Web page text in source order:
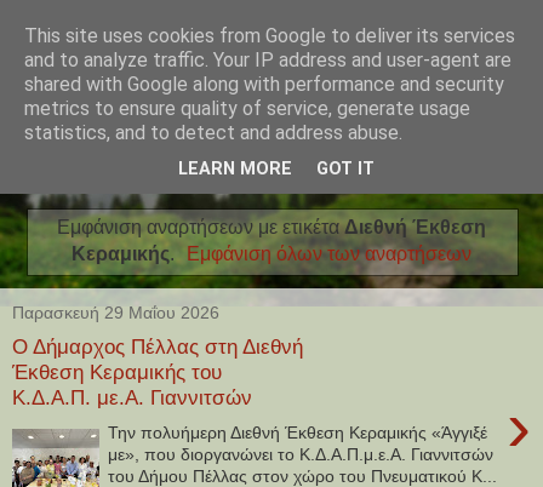
Εμφάνιση αναρτήσεων με ετικέταΔιεθνή Έκθεση
Κεραμικής. Εμφάνιση όλων των αναρτήσεων
Παρασκευή 29 Μαΐου 2026
Ο Δήμαρχος Πέλλας στη Διεθνή
Έκθεση Κεραμικής του
Κ.Δ.Α.Π. με.Α. Γιαννιτσών
›
Την πολυήμερη Διεθνή Έκθεση Κεραμικής «Άγγιξέ
με», που διοργανώνει το Κ.Δ.Α.Π.μ.ε.Α. Γιαννιτσών
του Δήμου Πέλλας στον χώρο του Πνευματικού Κ...
This site uses cookies from Google to deliver its services
and to analyze traffic. Your IP address and user-agent are
shared with Google along with performance and security
metrics to ensure quality of service, generate usage
statistics, and to detect and address abuse.
LEARN MORE GOT IT